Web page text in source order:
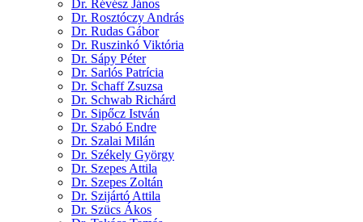
Dr. Révész János
Dr. Rosztóczy András
Dr. Rudas Gábor
Dr. Ruszinkó Viktória
Dr. Sápy Péter
Dr. Sarlós Patrícia
Dr. Schaff Zsuzsa
Dr. Schwab Richárd
Dr. Sipőcz István
Dr. Szabó Endre
Dr. Szalai Milán
Dr. Székely György
Dr. Szepes Attila
Dr. Szepes Zoltán
Dr. Szijártó Attila
Dr. Szücs Ákos